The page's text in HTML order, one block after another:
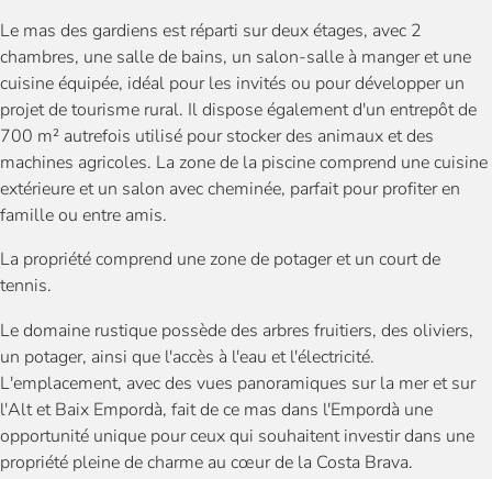
Le mas des gardiens est réparti sur deux étages, avec 2
chambres, une salle de bains, un salon-salle à manger et une
cuisine équipée, idéal pour les invités ou pour développer un
projet de tourisme rural. Il dispose également d'un entrepôt de
700 m² autrefois utilisé pour stocker des animaux et des
machines agricoles. La zone de la piscine comprend une cuisine
extérieure et un salon avec cheminée, parfait pour profiter en
famille ou entre amis.
La propriété comprend une zone de potager et un court de
tennis.
Le domaine rustique possède des arbres fruitiers, des oliviers,
un potager, ainsi que l'accès à l'eau et l'électricité.
L'emplacement, avec des vues panoramiques sur la mer et sur
l'Alt et Baix Empordà, fait de ce mas dans l'Empordà une
opportunité unique pour ceux qui souhaitent investir dans une
propriété pleine de charme au cœur de la Costa Brava.